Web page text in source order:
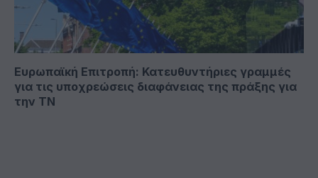
Ευρωπαϊκή Επιτροπή: Κατευθυντήριες γραμμές
για τις υποχρεώσεις διαφάνειας της πράξης για
την ΤΝ